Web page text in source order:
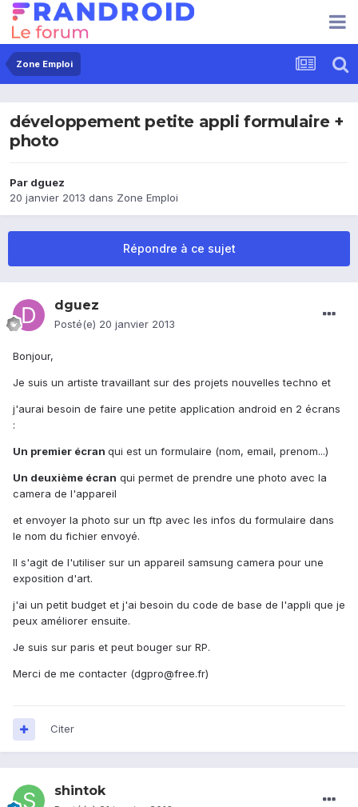
Zone Emploi
développement petite appli formulaire +
photo
Par dguez
20 janvier 2013 dans Zone Emploi
Répondre à ce sujet
dguez
Posté(e) 20 janvier 2013
Bonjour,
Je suis un artiste travaillant sur des projets nouvelles techno et
j'aurai besoin de faire une petite application android en 2 écrans
:
Un premier écran qui est un formulaire (nom, email, prenom...)
Un deuxième écran qui permet de prendre une photo avec la
camera de l'appareil
et envoyer la photo sur un ftp avec les infos du formulaire dans
le nom du fichier envoyé.
Il s'agit de l'utiliser sur un appareil samsung camera pour une
exposition d'art.
j'ai un petit budget et j'ai besoin du code de base de l'appli que je
peux améliorer ensuite.
Je suis sur paris et peut bouger sur RP.
Merci de me contacter (dgpro@free.fr)
Citer
shintok